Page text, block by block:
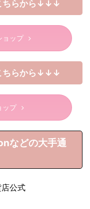
ちらから↓↓↓
ョップ
ちらから↓↓↓
ップ
などの大手通
公式